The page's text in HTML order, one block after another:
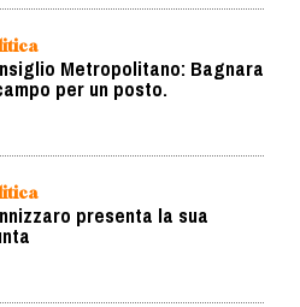
Metropolitano: Bagnara
per un posto.
presenta la sua